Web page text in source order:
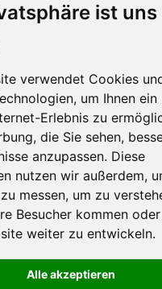
ist uns
verwendet Cookies
um Ihnen ein
Erlebnis zu
die Sie sehen,
anzupassen. Diese
nutzen wir außerdem,
messen, um zu
Besucher kommen
weiter zu entwickeln.
Alle akzeptieren